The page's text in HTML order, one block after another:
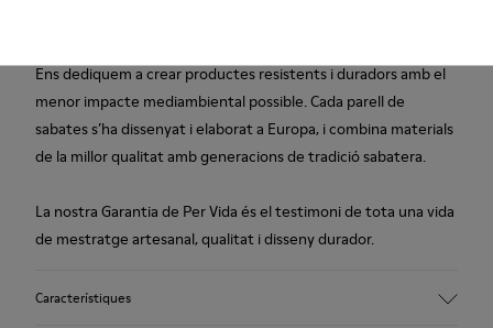
Ens dediquem a crear productes resistents i duradors amb el
menor impacte mediambiental possible. Cada parell de
sabates s’ha dissenyat i elaborat a Europa, i combina materials
de la millor qualitat amb generacions de tradició sabatera.
La nostra Garantia de Per Vida és el testimoni de tota una vida
de mestratge artesanal, qualitat i disseny durador.
Característiques